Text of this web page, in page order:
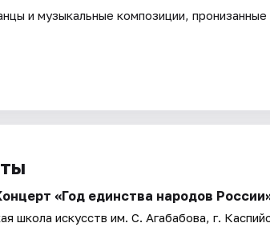
и музыкальные композиции,
«Год единства народов
школа искусств им. С. Агабабова, г.